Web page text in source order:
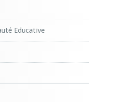
Educative